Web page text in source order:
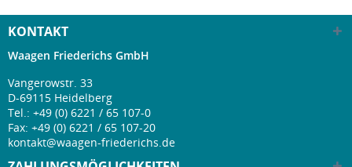
KONTAKT
Waagen Friederichs GmbH
Vangerowstr. 33
D-69115 Heidelberg
Tel.: +49 (0) 6221 / 65 107-0
Fax: +49 (0) 6221 / 65 107-20
kontakt@waagen-friederichs.de